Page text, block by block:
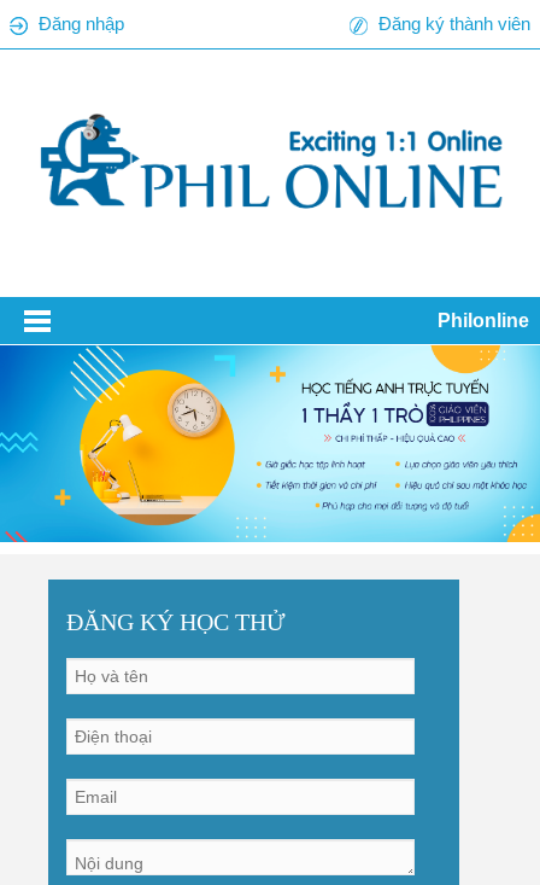
Đăng nhập Đăng ký thành viên
Philonline
ĐĂNG KÝ HỌC THỬ